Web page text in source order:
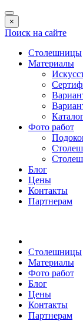
×
Поиск на сайте
Столешницы
Материалы
Фото работ
Блог
Цены
Контакты
Партнерам
Столешницы
Материалы
Фото работ
Блог
Цены
Контакты
Партнерам